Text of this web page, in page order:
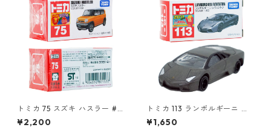
トミカ 75 スズキ ハスラー #1
0801177
¥2,200
トミカ 113 ランボルギーニ レ
ヴェントン #10359791
¥1,650